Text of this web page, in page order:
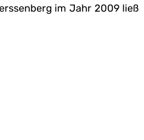
im Jahr 2009 ließ